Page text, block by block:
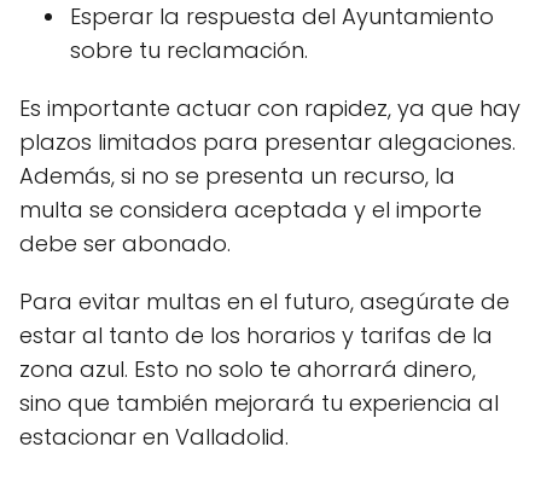
Esperar la respuesta del Ayuntamiento
sobre tu reclamación.
Es importante actuar con rapidez, ya que hay
plazos limitados para presentar alegaciones.
Además, si no se presenta un recurso, la
multa se considera aceptada y el importe
debe ser abonado.
Para evitar multas en el futuro, asegúrate de
estar al tanto de los horarios y tarifas de la
zona azul. Esto no solo te ahorrará dinero,
sino que también mejorará tu experiencia al
estacionar en Valladolid.